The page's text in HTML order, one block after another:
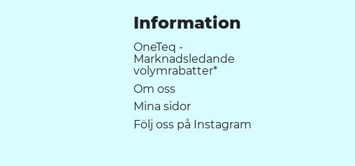
Information
OneTeq -
Marknadsledande
volymrabatter*
Om oss
Mina sidor
Följ oss på Instagram